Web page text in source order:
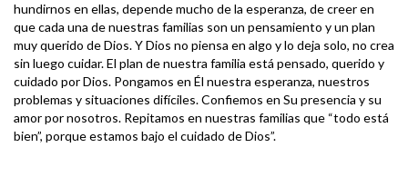
hundirnos en ellas, depende mucho de la esperanza, de creer en
que cada una de nuestras familias son un pensamiento y un plan
muy querido de Dios. Y Dios no piensa en algo y lo deja solo, no crea
sin luego cuidar. El plan de nuestra familia está pensado, querido y
cuidado por Dios. Pongamos en Él nuestra esperanza, nuestros
problemas y situaciones difíciles. Confiemos en Su presencia y su
amor por nosotros. Repitamos en nuestras familias que “todo está
bien”, porque estamos bajo el cuidado de Dios”.